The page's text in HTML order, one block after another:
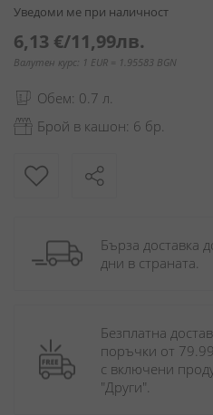
Уведоми ме при наличност
6,13 €/11,99лв.
Валутен курс: 1 EUR = 1.95583 BGN
Обем: 0.7 л.
Брой в кашон: 6 бр.
Бърза доставка
дни в страната.
Безплатна
поръчки от
с включени
"Други".